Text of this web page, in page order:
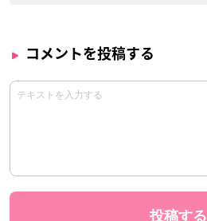
コメントを投稿する